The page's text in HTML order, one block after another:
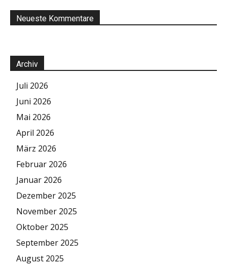
Neueste Kommentare
Archiv
Juli 2026
Juni 2026
Mai 2026
April 2026
März 2026
Februar 2026
Januar 2026
Dezember 2025
November 2025
Oktober 2025
September 2025
August 2025